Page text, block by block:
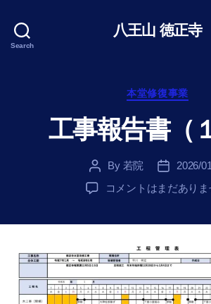
Search
八王山 徳正寺
Categories
本堂修復事業
工事報告書（
Post
author
By 若院
Post
date
2026/
工
（１
月）
へ
コメントはまだあり